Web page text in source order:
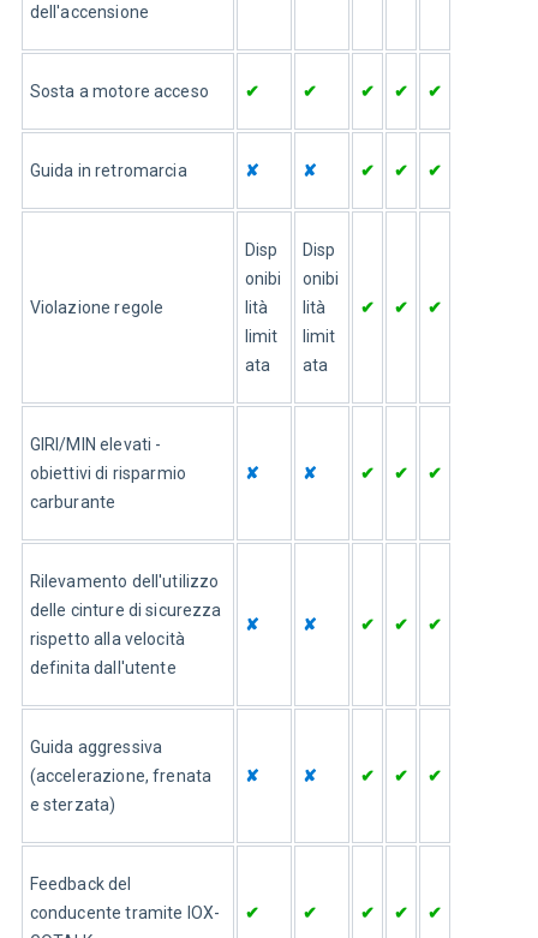
dell'accensione
Sosta a motore acceso ✔ ✔ ✔ ✔ ✔
Guida in retromarcia ✘ ✘ ✔ ✔ ✔
Violazione regole
Disp
onibi
lità
limit
ata
Disp
onibi
lità
limit
ata
✔ ✔ ✔
GIRI/MIN elevati -
obiettivi di risparmio
carburante
✘ ✘ ✔ ✔ ✔
Rilevamento dell'utilizzo
delle cinture di sicurezza
rispetto alla velocità
definita dall'utente
✘ ✘ ✔ ✔ ✔
Guida aggressiva
(accelerazione, frenata
e sterzata)
✘ ✘ ✔ ✔ ✔
Feedback del
conducente tramite IOX-
✔ ✔ ✔ ✔ ✔